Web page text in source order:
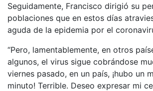
Seguidamente, Francisco dirigió su
poblaciones que en estos días
aguda de la epidemia por el
“Pero, lamentablemente, en otros
algunos, el virus sigue cobrándose
viernes pasado, en un país, ¡hubo un
minuto! Terrible. Deseo expresar mi